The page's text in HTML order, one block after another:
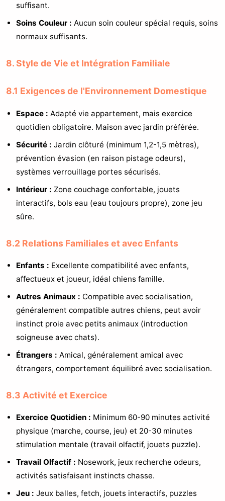
suffisant.
Soins Couleur : Aucun soin couleur spécial requis, soins
normaux suffisants.
8. Style de Vie et Intégration Familiale
8.1 Exigences de l'Environnement Domestique
Espace : Adapté vie appartement, mais exercice
quotidien obligatoire. Maison avec jardin préférée.
Sécurité : Jardin clôturé (minimum 1,2-1,5 mètres),
prévention évasion (en raison pistage odeurs),
systèmes verrouillage portes sécurisés.
Intérieur : Zone couchage confortable, jouets
interactifs, bols eau (eau toujours propre), zone jeu
sûre.
8.2 Relations Familiales et avec Enfants
Enfants : Excellente compatibilité avec enfants,
affectueux et joueur, idéal chiens famille.
Autres Animaux : Compatible avec socialisation,
généralement compatible autres chiens, peut avoir
instinct proie avec petits animaux (introduction
soigneuse avec chats).
Étrangers : Amical, généralement amical avec
étrangers, comportement équilibré avec socialisation.
8.3 Activité et Exercice
Exercice Quotidien : Minimum 60-90 minutes activité
physique (marche, course, jeu) et 20-30 minutes
stimulation mentale (travail olfactif, jouets puzzle).
Travail Olfactif : Nosework, jeux recherche odeurs,
activités satisfaisant instincts chasse.
Jeu : Jeux balles, fetch, jouets interactifs, puzzles